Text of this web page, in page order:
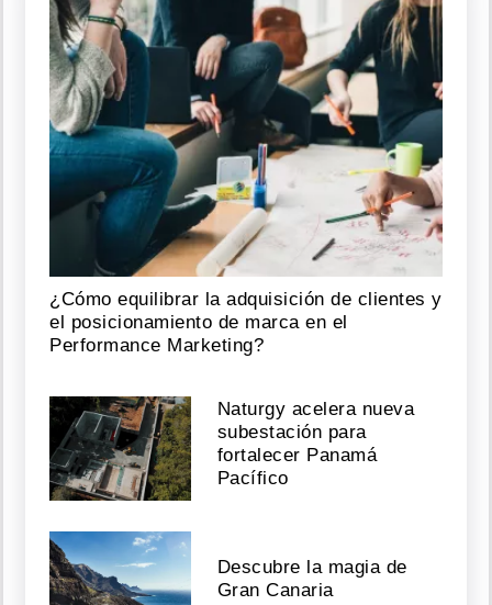
¿Cómo equilibrar la adquisición de clientes y
el posicionamiento de marca en el
Performance Marketing?
Naturgy acelera nueva
subestación para
fortalecer Panamá
Pacífico
Descubre la magia de
Gran Canaria